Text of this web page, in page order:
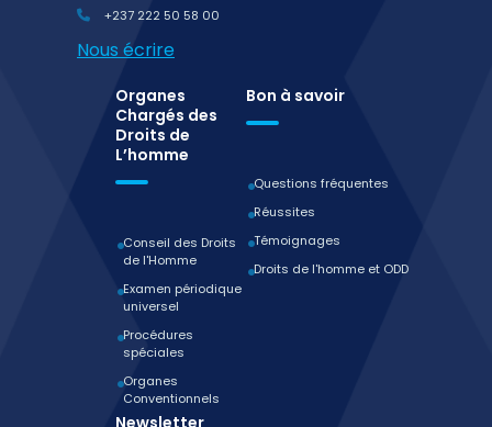
+237 222 50 58 00
Nous écrire
Organes
Chargés des
Droits de
L’homme
Conseil des Droits
de l'Homme
Examen périodique
universel
Procédures
spéciales
Organes
Conventionnels
Bon à savoir
Questions fréquentes
Réussites
Témoignages
Droits de l'homme et ODD
Newsletter